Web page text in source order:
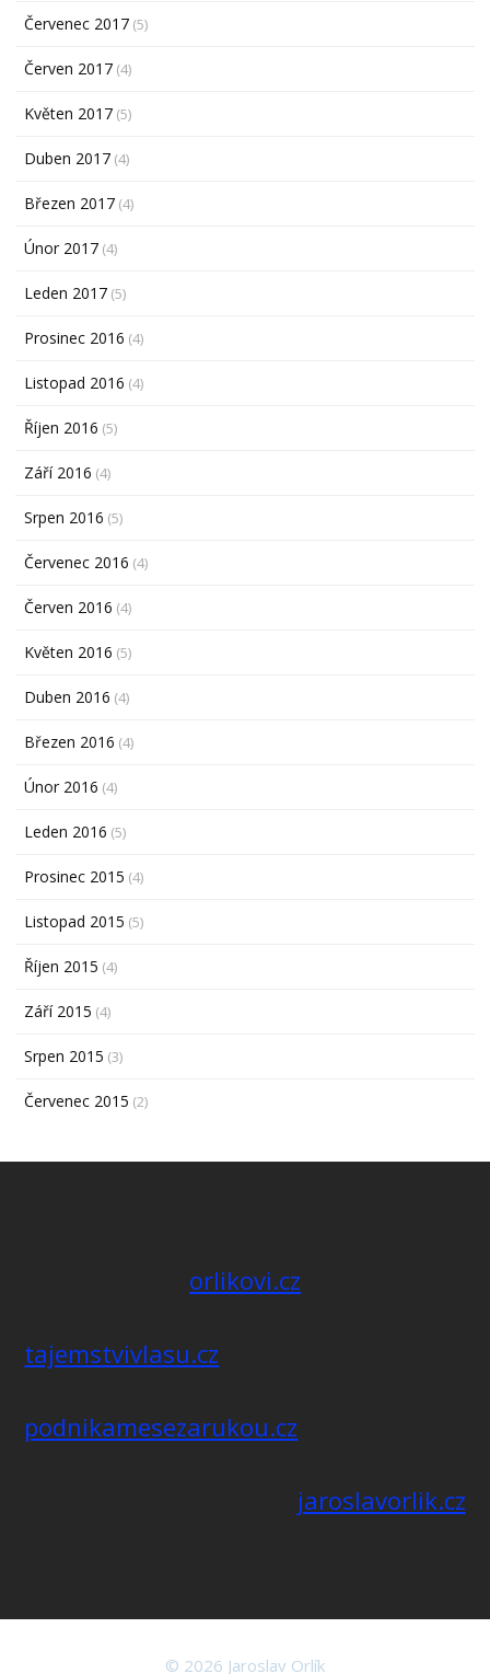
Červenec 2017 (5)
Červen 2017 (4)
Květen 2017 (5)
Duben 2017 (4)
Březen 2017 (4)
Únor 2017 (4)
Leden 2017 (5)
Prosinec 2016 (4)
Listopad 2016 (4)
Říjen 2016 (5)
Září 2016 (4)
Srpen 2016 (5)
Červenec 2016 (4)
Červen 2016 (4)
Květen 2016 (5)
Duben 2016 (4)
Březen 2016 (4)
Únor 2016 (4)
Leden 2016 (5)
Prosinec 2015 (4)
Listopad 2015 (5)
Říjen 2015 (4)
Září 2015 (4)
Srpen 2015 (3)
Červenec 2015 (2)
orlikovi.cz
tajemstvivlasu.cz
podnikamesezarukou.cz
jaroslavorlik.cz
© 2026 Jaroslav Orlík